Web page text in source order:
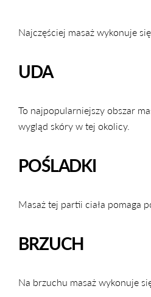
Najczęściej masaż wykonuje
UDA
To najpopularniejszy obszar
wygląd skóry w tej okolicy.
POŚLADKI
Masaż tej partii ciała pomaga
BRZUCH
Na brzuchu masaż wykonuje